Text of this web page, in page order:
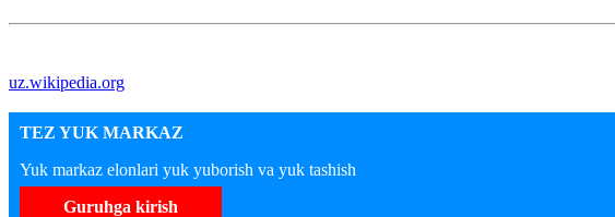
uz.wikipedia.org
TEZ YUK MARKAZ
Yuk markaz elonlari yuk yuborish va yuk tashish
Guruhga kirish